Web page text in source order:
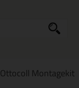
Ottocoll Montagekit